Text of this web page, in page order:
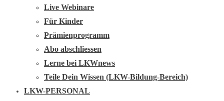
Live Webinare
Für Kinder
Prämienprogramm
Abo abschliessen
Lerne bei LKWnews
Teile Dein Wissen (LKW-Bildung-Bereich)
LKW-PERSONAL